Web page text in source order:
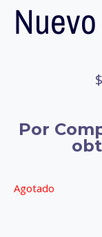
$
Por
Agotado